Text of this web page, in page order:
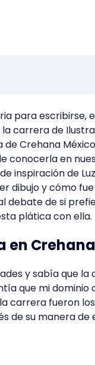
para escribirse,
carrera de
Crehana
conocerla en
inspiración de
dibujo y cómo
debate de si
plática con ella.
en
y sabía que la
que mi dominio
carrera fueron
de su manera de